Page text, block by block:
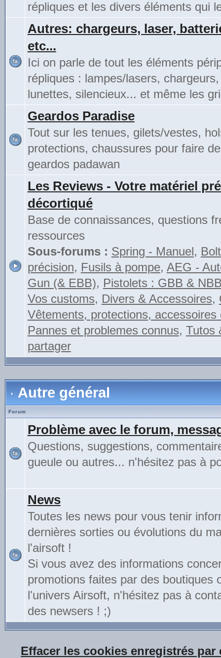
répliques et les divers éléments qui
Autres: chargeurs, laser,
etc...
Ici on parle de tout les éléments
répliques : lampes/lasers,
lunettes, silencieux... et même les
Geardos Paradise
Tout sur les tenues, gilets/vestes,
protections, chaussures pour faire
geardos padawan
Les Reviews - Votre matériel
décortiqué
Base de connaissances, questions
ressources
Sous-forums : Spring - Manuel,
précision, Fusils à pompe, AEG -
Gun (& EBB), Pistolets : GBB &
Vos customs, Divers & Accessoires,
Vêtements, protections, accessoires
Pannes et problemes connus, Tutos
partager
Autre général
Forum
Problème avec le forum,
Questions, suggestions,
gueule ou autres... n'hésitez pas à
News
Toutes les news pour vous tenir
dernières sorties ou évolutions du
l'airsoft !
Si vous avez des informations
promotions faites par des boutiques
l'univers Airsoft, n'hésitez pas à
des newsers ! ;)
Effacer les cookies enregistrés par